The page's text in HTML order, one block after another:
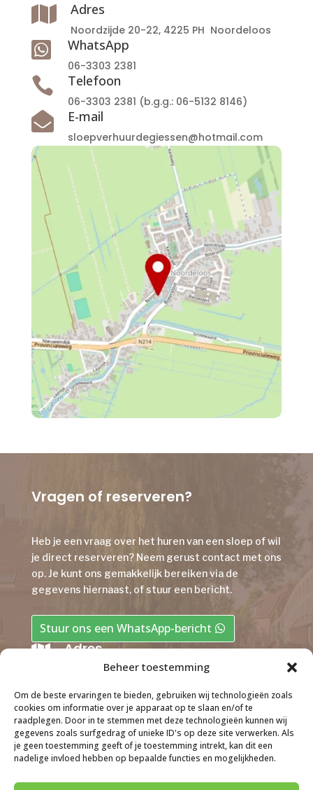
Beheer toestemming
Om de beste ervaringen te bieden, gebruiken wij technologieën zoals
cookies om informatie over je apparaat op te slaan en/of te
raadplegen. Door in te stemmen met deze technologieën kunnen wij
gegevens zoals surfgedrag of unieke ID's op deze site verwerken. Als
je geen toestemming geeft of je toestemming intrekt, kan dit een
nadelige invloed hebben op bepaalde functies en mogelijkheden.
 Adres
Noordzijde 20-22, 4225 PH Noordeloos
 WhatsApp
06-3303 2381
 Telefoon
06-3303 2381 (b.g.g.: 06-5132 8146)
 E-mail
sloepverhuurdegiessen@hotmail.com
Vragen of reserveren?
Heb je een vraag over het huren van een sloep of wil
je direct reserveren? Neem gerust contact met ons
op. Je kunt ons gemakkelijk bereiken via de
gegevens hiernaast, of stuur een bericht.
Stuur ons een WhatsApp-bericht
 Adres
Noordzijde 22 • 4225 PH • Noordeloos
 Email
sloepverhuurdegiessen@hotmail.com
 Telefoon